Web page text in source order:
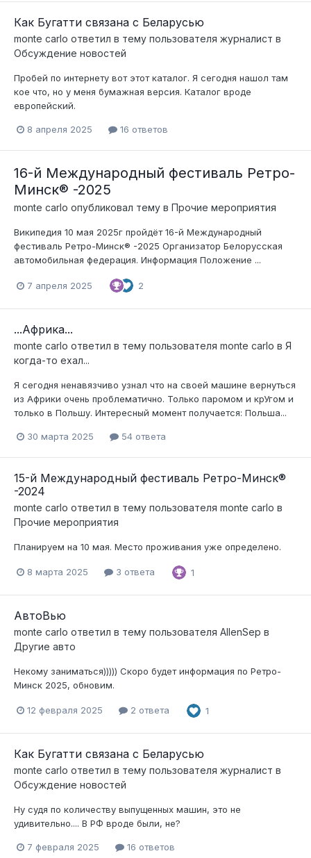
Как Бугатти связана с Беларусью
monte carlo ответил в тему пользователя журналист в
Обсуждение новостей
Пробей по интернету вот этот каталог. Я сегодня нашол там
кое что, но у меня бумажная версия. Каталог вроде
европейский.
8 апреля 2025 16 ответов
16-й Международный фестиваль Ретро-
Минск® -2025
monte carlo опубликовал тему в Прочие мероприятия
Википедия 10 мая 2025г пройдёт 16-й Международный
фестиваль Ретро-Минск® -2025 Организатор Белорусская
автомобильная федерация. Информация Положение ...
7 апреля 2025 2
...Африка...
monte carlo ответил в тему пользователя monte carlo в Я
когда-то ехал...
Я сегодня ненавязчиво узнал что на своей машине вернуться
из Африки очень проблематично. Только паромом и крУгом и
только в Польшу. Интересный момент получается: Польша...
30 марта 2025 54 ответа
15-й Международный фестиваль Ретро-Минск®
-2024
monte carlo ответил в тему пользователя monte carlo в
Прочие мероприятия
Планируем на 10 мая. Место проживания уже определено.
8 марта 2025 3 ответа 1
АвтоВью
monte carlo ответил в тему пользователя AllenSep в
Другие авто
Некому заниматься))))) Скоро будет информация по Ретро-
Минск 2025, обновим.
12 февраля 2025 2 ответа 1
Как Бугатти связана с Беларусью
monte carlo ответил в тему пользователя журналист в
Обсуждение новостей
Ну судя по количеству выпущенных машин, это не
удивительно.... В РФ вроде были, не?
7 февраля 2025 16 ответов